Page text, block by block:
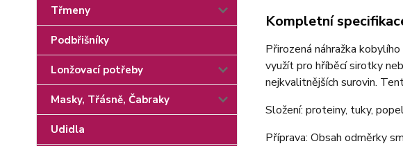
Třmeny
Podbřišníky
Lonžovací potřeby
Masky, Třásně, Čabraky
Udidla
Kompletní
Přirozená náhražka
využít pro hříběcí sirotky
nejkvalitnějších surovin.
Složení: proteiny, tuky,
Příprava: Obsah odměrky